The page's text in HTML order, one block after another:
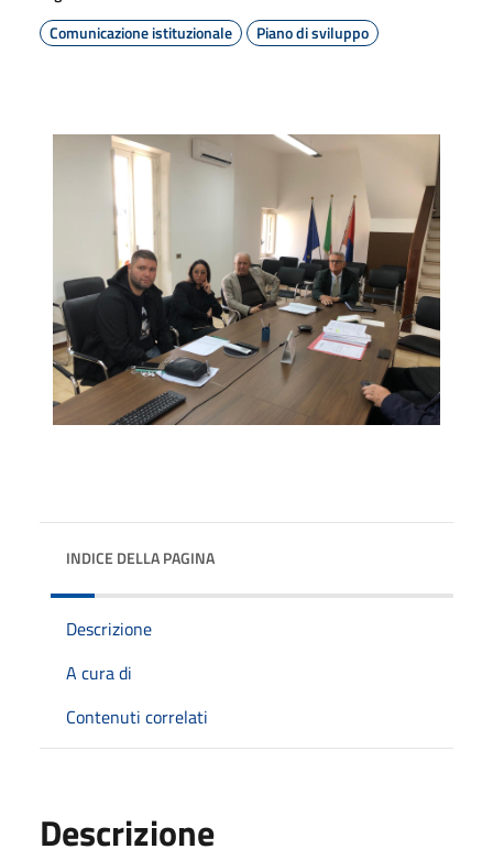
Comunicazione istituzionale
Piano di sviluppo
INDICE DELLA PAGINA
Descrizione
A cura di
Contenuti correlati
Descrizione